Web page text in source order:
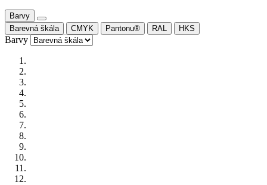
Barvy
Barevná škála
CMYK Pantonu® RAL HKS
Barvy